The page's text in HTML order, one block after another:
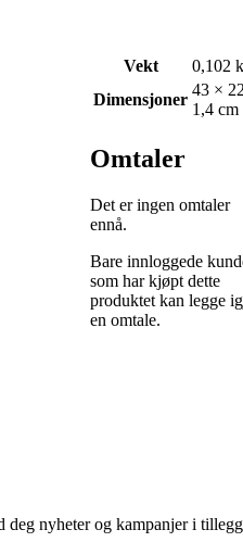
Vekt
0,102
Dimensjoner
43 ×
1,4 cm
Omtaler
Det er ingen omtaler
ennå.
Bare innloggede
som har kjøpt dette
produktet kan legge
en omtale.
deg nyheter og kampanjer i